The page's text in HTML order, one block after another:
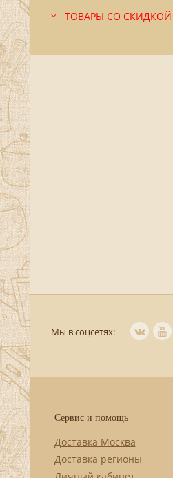
ТОВАРЫ СО СКИДКОЙ
Мы в соцсетях:
Сервис и помощь
Доставка Москва
Доставка регионы